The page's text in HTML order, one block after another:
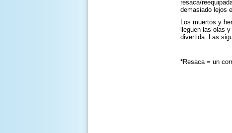
resaca/
demasiado lejos
Los muertos y
lleguen las olas
divertida. Las
*Resaca = un